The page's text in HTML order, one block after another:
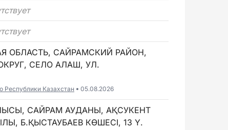
ОБЛАСТЬ, САЙРАМСКИЙ РАЙОН,
СЕЛО АЛАШ, УЛ.
Республики Казахстан 05.08.2026
САЙРАМ АУДАНЫ, АҚСУКЕНТ
Б.ҚЫСТАУБАЕВ КӨШЕСІ, 13 Ү.